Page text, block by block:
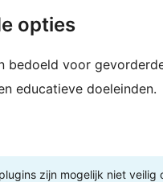
opties
bedoeld voor
educatieve doeleinden.
zijn mogelijk niet